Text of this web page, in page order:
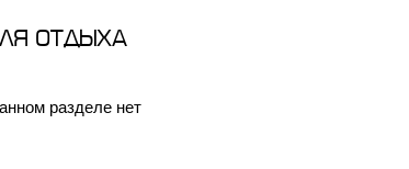
ОТДЫХА
разделе нет